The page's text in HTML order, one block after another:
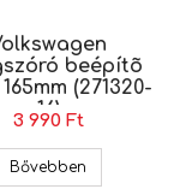
hangszóró szett
beépítõ
(271320-
16)
3 990 Ft
Bővebben